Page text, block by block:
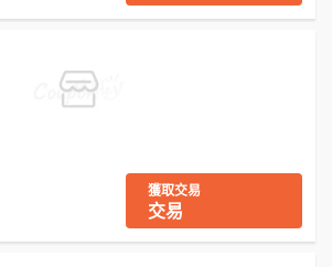
獲取交易
交易